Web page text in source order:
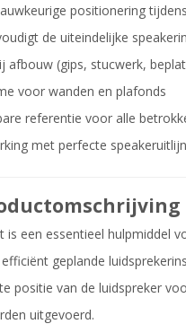
positionering
de uiteindelijke
afbouw (gips, stucwerk,
voor wanden en plafonds
referentie voor alle
met perfecte
is een essentieel hulpmiddel
geplande
positie van de luidspreker
uitgevoerd.